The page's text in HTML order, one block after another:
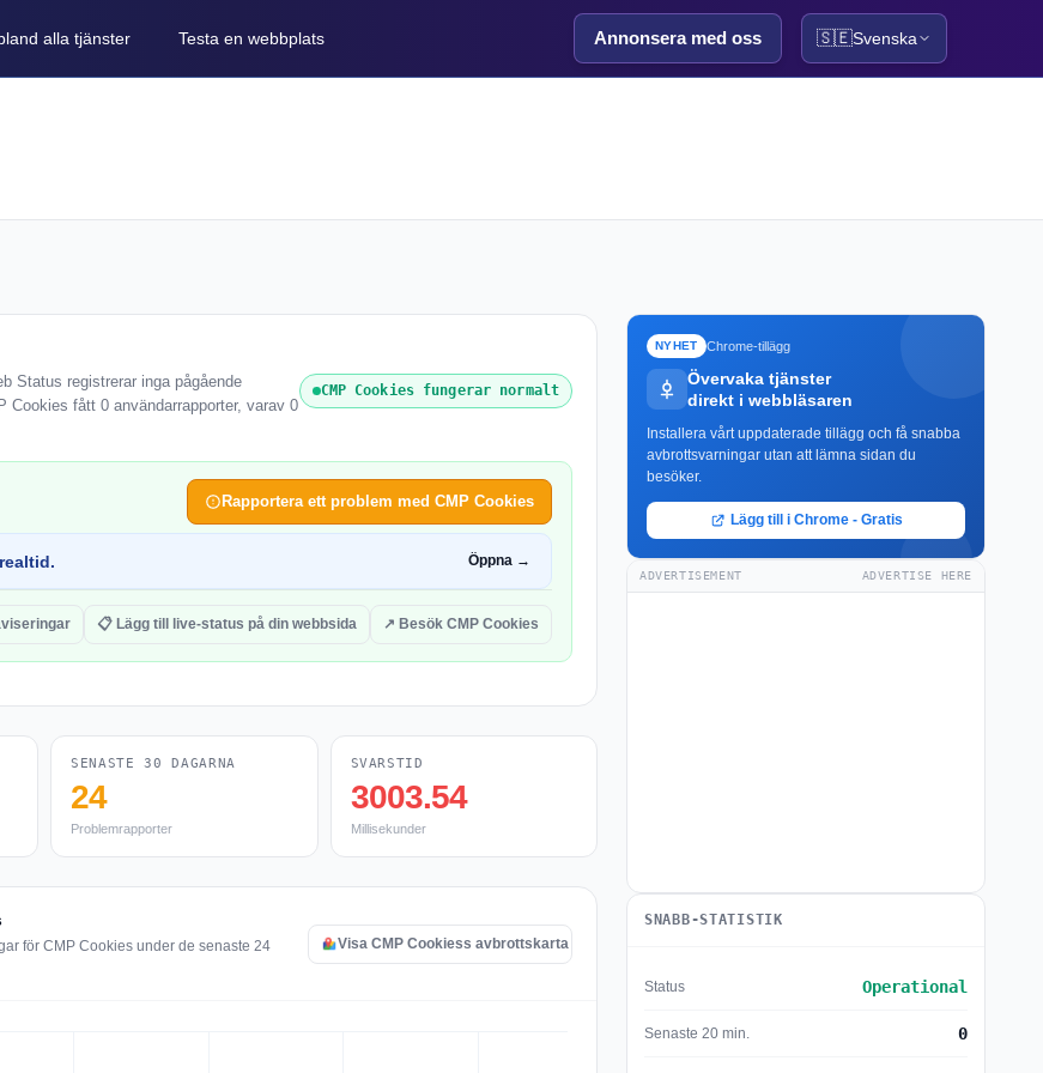
alla tjänster Testa en webbplats Annonsera med oss 🇸🇪Svenska
Status registrerar inga pågående
Cookies fått 0 användarrapporter, varav 0
CMP Cookies fungerar normalt
Rapportera ett problem med CMP Cookies
Öppna →
📋 Lägg till live-status på din webbsida ↗ Besök CMP Cookies
SENASTE 30 DAGARNA
24
Problemrapporter
SVARSTID
3003.54
Millisekunder
för CMP Cookies under de senaste 24
Visa CMP Cookiess avbrottskarta
NYHET Chrome-tillägg
Övervaka tjänster
direkt i webbläsaren
Installera vårt uppdaterade tillägg och få snabba
avbrottsvarningar utan att lämna sidan du
besöker.
Lägg till i Chrome - Gratis
ADVERTISEMENT ADVERTISE HERE
SNABB-STATISTIK
Status Operational
Senaste 20 min. 0